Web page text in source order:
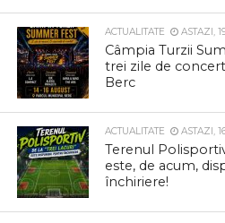
ACTUALITATE ASTAZI,
Câmpia Turzii
trei zile de
Berc
ACTUALITATE ASTAZI,
Terenul
este, de acum,
închiriere!